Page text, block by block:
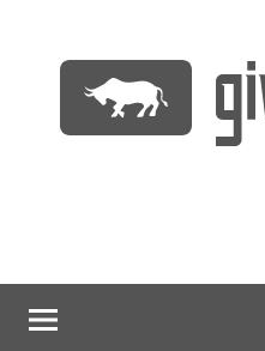
содержимому